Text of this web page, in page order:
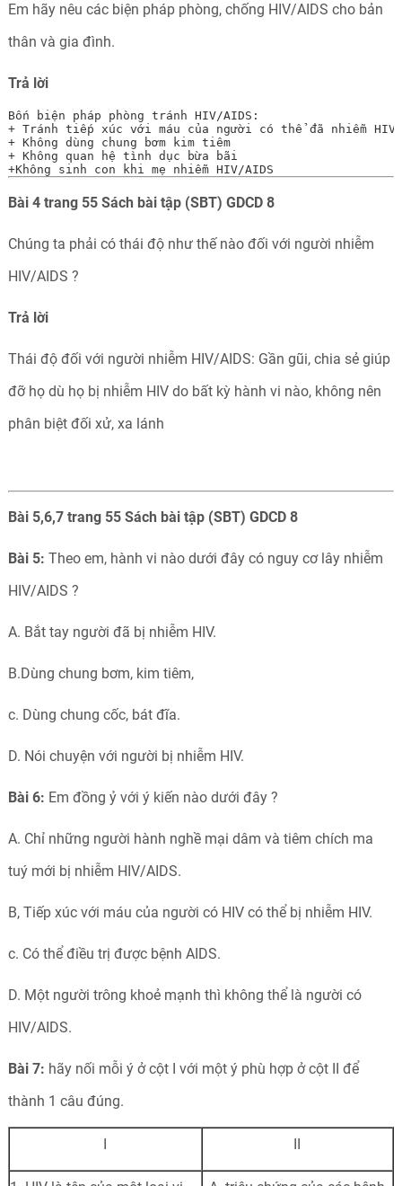
Em hãy nêu các biện pháp phòng, chống HIV/AIDS cho bản
thân và gia đình.
Trả lời
Bốn biện pháp phòng tránh HIV/AIDS:
+ Tránh tiếp xúc với máu của người có thể đã nhiễm HIV/
+ Không dùng chung bơm kim tiêm
+ Không quan hệ tình dục bừa bãi
+Không sinh con khi mẹ nhiễm HIV/AIDS
Bài 4 trang 55 Sách bài tập (SBT) GDCD 8
Chúng ta phải có thái độ như thế nào đối với người nhiễm
HIV/AIDS ?
Trả lời
Thái độ đối với người nhiễm HIV/AIDS: Gần gũi, chia sẻ giúp
đỡ họ dù họ bị nhiễm HIV do bất kỳ hành vi nào, không nên
phân biệt đối xử, xa lánh
Bài 5,6,7 trang 55 Sách bài tập (SBT) GDCD 8
Bài 5: Theo em, hành vi nào dưới đây có nguy cơ lây nhiễm
HIV/AIDS ?
A. Bắt tay người đã bị nhiễm HIV.
B.Dùng chung bơm, kim tiêm,
c. Dùng chung cốc, bát đĩa.
D. Nói chuyện với người bị nhiễm HIV.
Bài 6: Em đồng ỷ với ý kiến nào dưới đây ?
A. Chỉ những người hành nghề mại dâm và tiêm chích ma
tuý mới bị nhiễm HIV/AIDS.
B, Tiếp xúc với máu của người có HIV có thể bị nhiễm HIV.
c. Có thể điều trị được bệnh AIDS.
D. Một người trông khoẻ mạnh thì không thể là người có
HIV/AIDS.
Bài 7: hãy nối mỗi ý ở cột I với một ý phù hợp ở cột II để
thành 1 câu đúng.
I II